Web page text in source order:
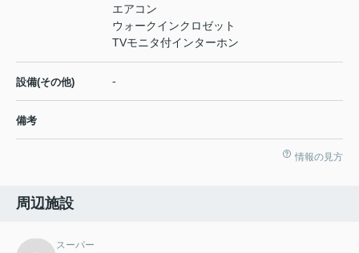
エアコン
ウォークインクロゼット
TVモニタ付インターホン
設備(その他) -
備考
情報の見方
周辺施設
スーパー